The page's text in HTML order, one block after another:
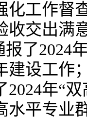
化工作督
收交出满
了2024
建设工作
年“
水平专业